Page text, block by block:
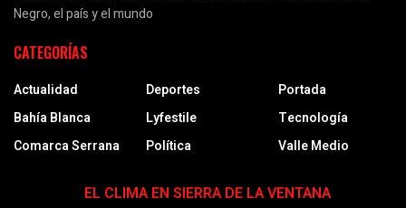
Negro, el país y el mundo
CATEGORÍAS
Actualidad
Bahía Blanca
Comarca Serrana
Deportes
Lyfestile
Política
Portada
Tecnología
Valle Medio
EL CLIMA EN SIERRA DE LA VENTANA